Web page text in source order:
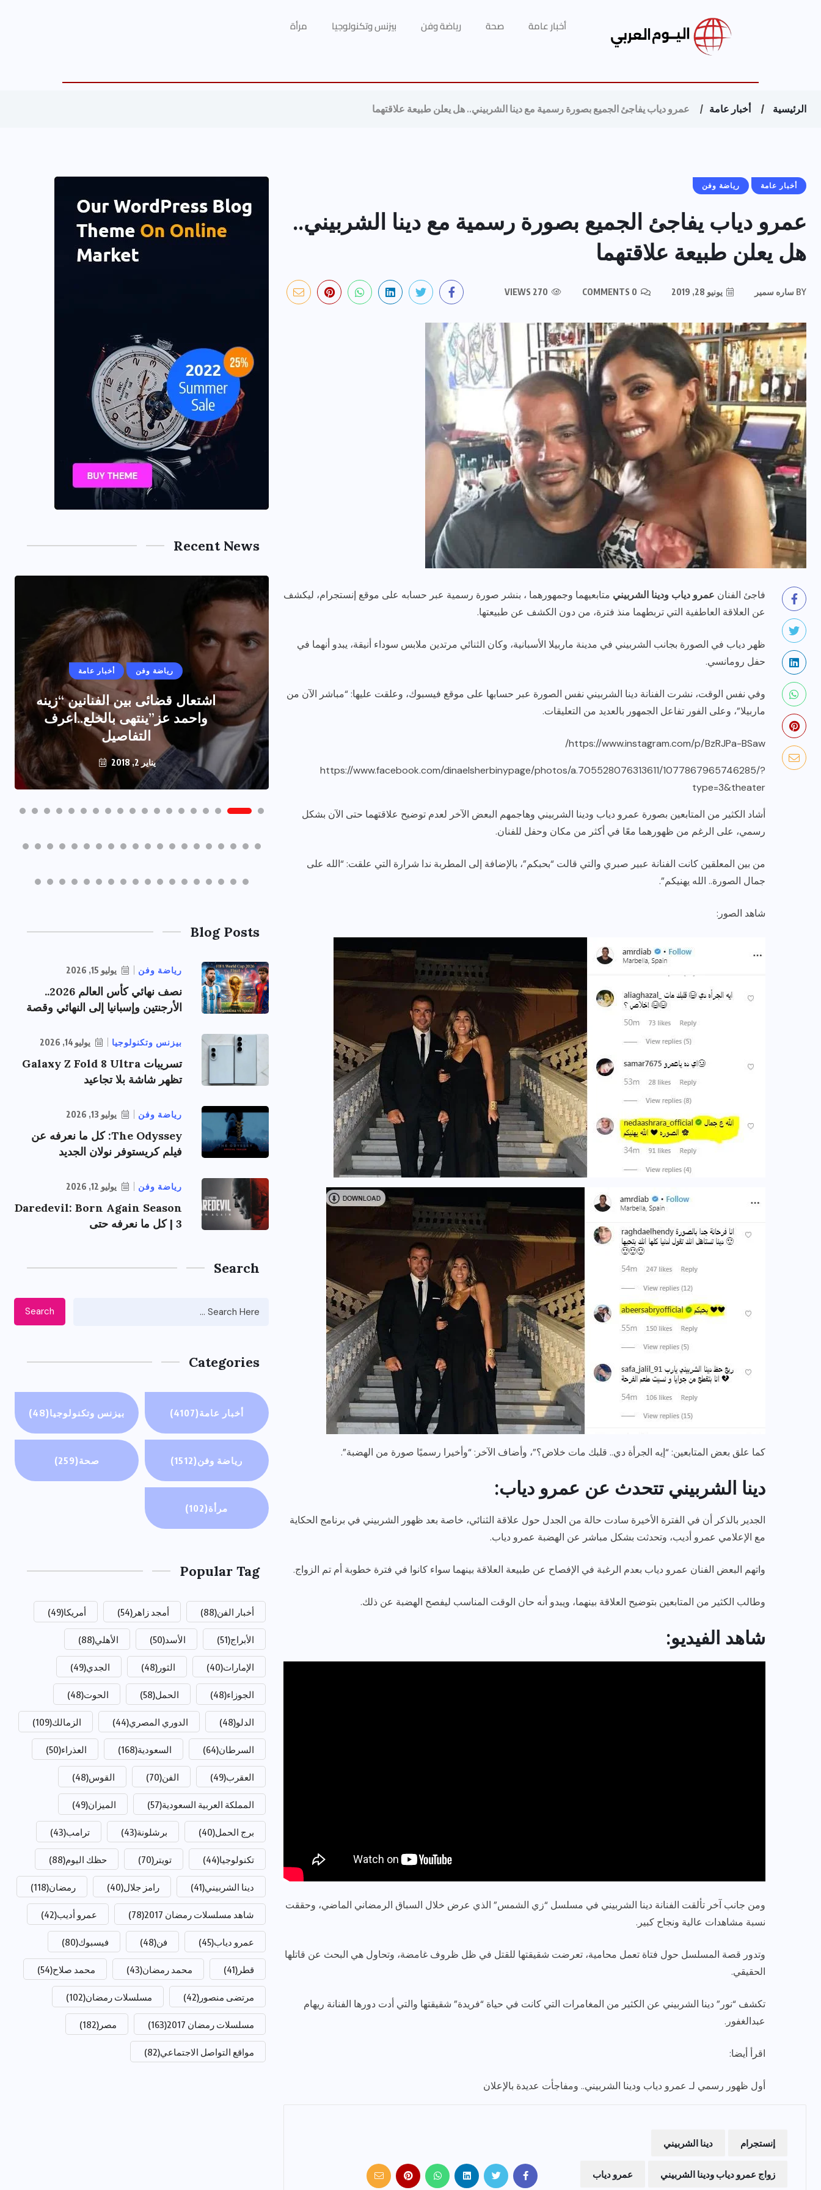
أخبار عامة صحة رياضة وفن بيزنس وتكنولوجيا مرأة
الرئيسية أخبار عامة عمرو دياب يفاجئ الجميع بصورة رسمية مع دينا الشربيني.. هل يعلن طبيعة علاقتهما
أخبار عامة رياضة وفن
عمرو دياب يفاجئ الجميع بصورة رسمية مع دينا الشربيني..
هل يعلن طبيعة علاقتهما
BY ساره سمير يونيو 28, 2019
فاجئ الفنان عمرو دياب ودينا الشربيني متابعيهما وجمهورهما ، بنشر صورة رسمية عبر حسابه على موقع إنستجرام، ليكشف
عن العلاقة العاطفية التي تربطهما منذ فترة، من دون الكشف عن طبيعتها.
ظهر دياب في الصورة بجانب الشربيني في مدينة ماربيلا الأسبانية، وكان الثنائي مرتدين ملابس سوداء أنيقة، يبدو أنهما في
حفل رومانسي.
وفي نفس الوقت، نشرت الفنانة دينا الشربيني نفس الصورة عبر حسابها على موقع فيسبوك، وعلقت عليها: “مباشر الآن من
ماربيلا”، وعلى الفور تفاعل الجمهور بالعديد من التعليقات.
https://www.instagram.com/p/BzRJPa-BSaw/
https://www.facebook.com/dinaelsherbinypage/photos/a.705528076313611/1077867965746285/?
type=3&theater
أشاد الكثير من المتابعين بصورة عمرو دياب ودينا الشربيني وهاجمهم البعض الآخر لعدم توضيح علاقتهما حتى الآن بشكل
رسمي، على الرغم من ظهورهما معًا في أكثر من مكان وحفل للفنان.
من بين المعلقين كانت الفنانة عبير صبري والتي قالت “بحبكم”، بالإضافة إلى المطربة ندا شرارة التي علقت: “الله على
جمال الصورة.. الله يهنيكم”.
شاهد الصور:
كما علق بعض المتابعين: “إيه الجرأة دي.. قلبك مات خلاض؟”، وأضاف الآخر: “وأخيرا رسميًا صورة من الهضبة”.
دينا الشربيني تتحدث عن عمرو دياب:
الجدير بالذكر أن في الفترة الأخيرة سادت حالة من الجدل حول علاقة الثنائي، خاصة بعد ظهور الشربيني في برنامج الحكاية
مع الإعلامي عمرو أديب، وتحدثت بشكل مباشر عن الهضبة عمرو دياب.
واتهم البعض الفنان عمرو دياب بعدم الرغبة في الإفصاح عن طبيعة العلاقة بينهما سواء كانوا في فترة خطوبة أم تم الزواج.
وطالب الكثير من المتابعين بتوضيح العلاقة بينهما، ويبدو أنه حان الوقت المناسب ليفصح الهضبة عن ذلك.
شاهد الفيديو:
ومن جانب آخر تألقت الفنانة دينا الشربيني في مسلسل “زي الشمس” الذي عرض خلال السباق الرمضاني الماضي، وحققت
نسبة مشاهدات عالية ونجاح كبير.
وتدور قصة المسلسل حول فتاة تعمل محامية، تعرضت شقيقتها للقتل في ظل ظروف غامضة، وتحاول هي البحث عن قاتلها
الحقيقي.
تكشف “نور” دينا الشربيني عن الكثير من المغامرات التي كانت في حياة “فريدة” شقيقتها والتي أدت دورها الفنانة ريهام
عبدالغفور.
اقرأ أيضا:
أول ظهور رسمي لـ عمرو دياب ودينا الشربيني.. ومفاجأت عديدة بالإعلان
إنستجرام دينا الشربيني
زواج عمرو دياب ودينا الشربيني عمرو دياب
Recent News
أخبار عامة رياضة وفن
اشتعال قضائى بين الفنانين “زينه
واحمد عز”ينتهى بالخلع..اعرف
التفاصيل
يناير 2, 2018
رصد كامل للقاء “سميره سعيد”
رصد اهم تصاريحات
الفنانه”شيرين رضا” مع سمر
يسرى..فما هى؟
نجوم
Blog Posts
رياضة وفن يوليو 15, 2026
نصف نهائي كأس العالم 2026..
الأرجنتين وإسبانيا إلى النهائي وقصة
بيزنس وتكنولوجيا يوليو 14, 2026
تسريبات Galaxy Z Fold 8 Ultra
تظهر شاشة بلا تجاعيد
رياضة وفن يوليو 13, 2026
The Odyssey: كل ما نعرفه عن
فيلم كريستوفر نولان الجديد
رياضة وفن يوليو 12, 2026
Daredevil: Born Again Season
3 | كل ما نعرفه حتى
Search
Search
Categories
أخبار عامة(4107) بيزنس وتكنولوجيا(48)
رياضة وفن(1512) صحة(259)
مرأة(102)
Popular Tag
أخبار الفن(88) أمجد زاهر (54) أمريكا(49)
الأبراج(51) الأسد(50) الأهلي(88)
الإمارات(40) الثور (48) الجدي(49)
الجوزاء(48) الحمل(58) الحوت(48)
الدلو(48) الدوري المصري(44) الزمالك(109)
السرطان(64) السعودية(168) العذراء(50)
العقرب(49) الفن(70) القوس(48)
المملكة العربية السعودية(57) الميزان(49)
برج الحمل(40) برشلونة(43) ترامب(43)
تكنولوجيا(44) تويتر (70) حظك اليوم(88)
دينا الشربيني(41) رامز جلال(40) رمضان(118)
شاهد مسلسلات رمضان 2017 (78) عمرو أديب(42)
عمرو دياب(45) فن(48) فيسبوك(80)
قطر (41) محمد رمضان(43) محمد صلاح(54)
مرتضى منصور (42) مسلسلات رمضان(102)
مسلسلات رمضان 2017 (163) مصر (182)
مواقع التواصل الاجتماعي(82)